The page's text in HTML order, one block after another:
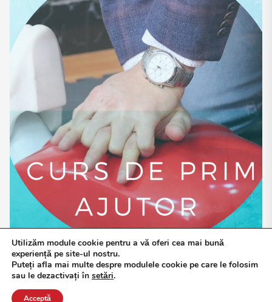
Utilizăm module cookie pentru a vă oferi cea mai bună
experiență pe site-ul nostru.
Puteți afla mai multe despre modulele cookie pe care le folosim
sau le dezactivați în setări.
Acceptă